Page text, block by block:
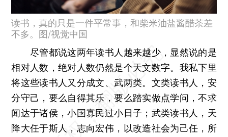
读书，真的只是一件平常事，和柴米油盐酱醋茶差
不多。图/视觉中国
尽管都说这两年读书人越来越少，显然说的是
相对人数，绝对人数仍然是个天文数字。我私下里
将这些读书人又分成文、武两类。文类读书人，安
分守己，要么自得其乐，要么踏实做点学问，不求
闻达于诸侯，小国寡民过小日子；武类读书人，天
降大任于斯人，志向宏伟，以改造社会为己任，所